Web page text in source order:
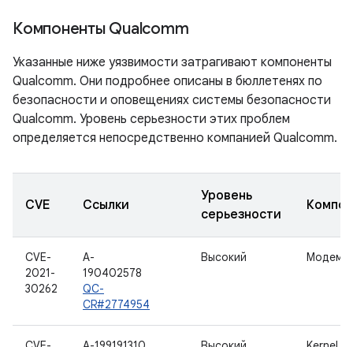
Компоненты Qualcomm
Указанные ниже уязвимости затрагивают компоненты
Qualcomm. Они подробнее описаны в бюллетенях по
безопасности и оповещениях системы безопасности
Qualcomm. Уровень серьезности этих проблем
определяется непосредственно компанией Qualcomm.
CVE Ссылки
Уровень
серьезности
CVE-
2021-
30262
A-
190402578
QC-
CR#2774954
Высокий Модем